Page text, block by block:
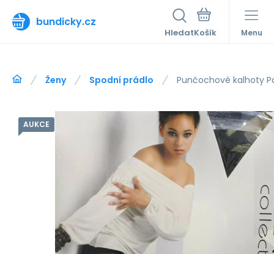
bundicky.cz
Hledat Menu
Ženy Spodní prádlo Punčochové kalhoty
AUKCE